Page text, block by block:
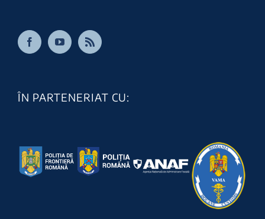
ÎN PARTENERIAT CU: